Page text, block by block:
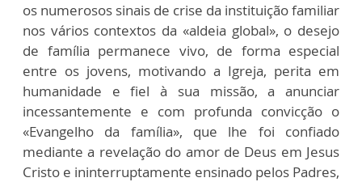
os numerosos sinais de crise da instituição familiar
nos vários contextos da «aldeia global», o desejo
de família permanece vivo, de forma especial
entre os jovens, motivando a Igreja, perita em
humanidade e fiel à sua missão, a anunciar
incessantemente e com profunda convicção o
«Evangelho da família», que lhe foi confiado
mediante a revelação do amor de Deus em Jesus
Cristo e ininterruptamente ensinado pelos Padres,